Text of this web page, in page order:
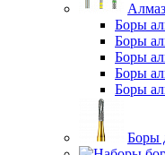
Боры
Боры
Боры
Боры
Боры
Боры